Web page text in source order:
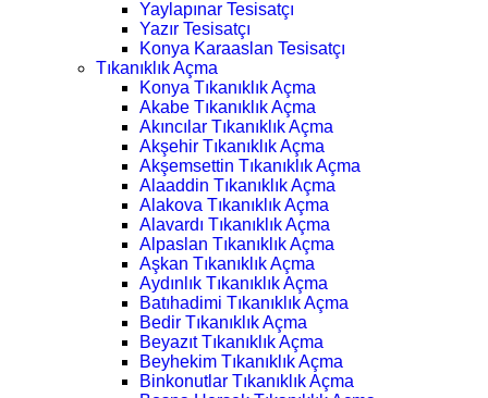
Yaylapınar Tesisatçı
Yazır Tesisatçı
Konya Karaaslan Tesisatçı
Tıkanıklık Açma
Konya Tıkanıklık Açma
Akabe Tıkanıklık Açma
Akıncılar Tıkanıklık Açma
Akşehir Tıkanıklık Açma
Akşemsettin Tıkanıklık Açma
Alaaddin Tıkanıklık Açma
Alakova Tıkanıklık Açma
Alavardı Tıkanıklık Açma
Alpaslan Tıkanıklık Açma
Aşkan Tıkanıklık Açma
Aydınlık Tıkanıklık Açma
Batıhadimi Tıkanıklık Açma
Bedir Tıkanıklık Açma
Beyazıt Tıkanıklık Açma
Beyhekim Tıkanıklık Açma
Binkonutlar Tıkanıklık Açma